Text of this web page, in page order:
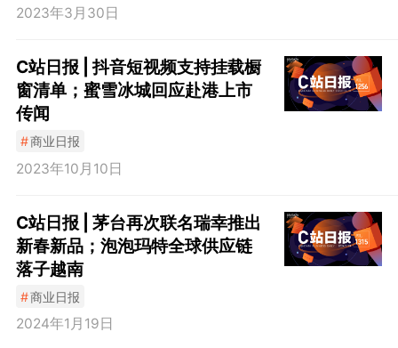
2023年3月30日
C站日报 | 抖音短视频支持挂载橱
窗清单；蜜雪冰城回应赴港上市
传闻
#商业日报
2023年10月10日
C站日报 | 茅台再次联名瑞幸推出
新春新品；泡泡玛特全球供应链
落子越南
#商业日报
2024年1月19日